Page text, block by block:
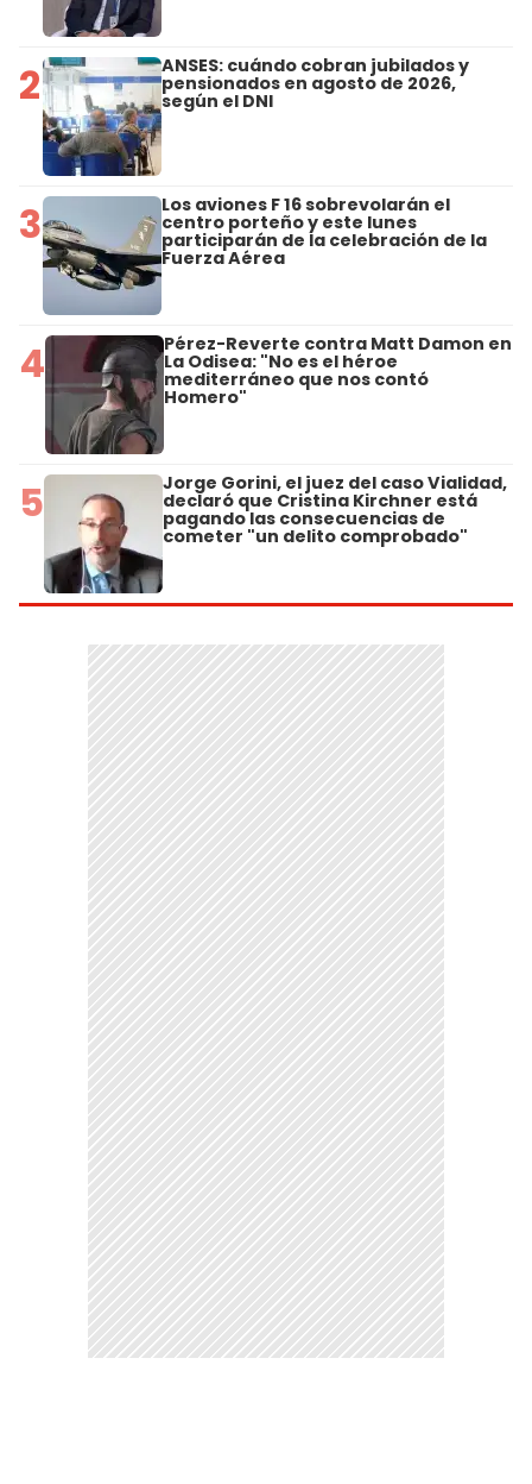
2 ANSES: cuándo cobran jubilados y
pensionados en agosto de 2026,
según el DNI
3 Los aviones F 16 sobrevolarán el
centro porteño y este lunes
participarán de la celebración de la
Fuerza Aérea
4 Pérez-Reverte contra Matt Damon en
La Odisea: "No es el héroe
mediterráneo que nos contó
Homero"
5 Jorge Gorini, el juez del caso Vialidad,
declaró que Cristina Kirchner está
pagando las consecuencias de
cometer "un delito comprobado"